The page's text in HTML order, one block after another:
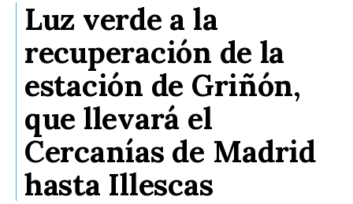
Luz verde a la
recuperación de la
estación de Griñón,
que llevará el
Cercanías de Madrid
hasta Illescas